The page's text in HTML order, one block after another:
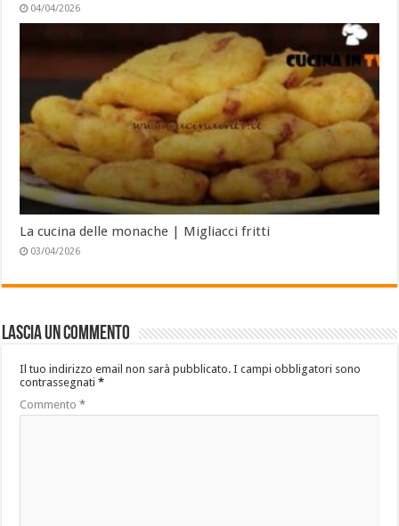
04/04/2026
La cucina delle monache | Migliacci fritti
03/04/2026
Lascia un commento
Il tuo indirizzo email non sarà pubblicato. I campi obbligatori sono
contrassegnati*
Commento*